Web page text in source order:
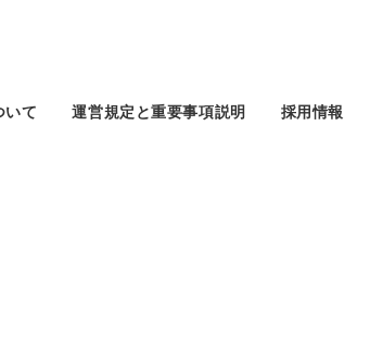
いて 運営規定と重要事項説明 採用情報